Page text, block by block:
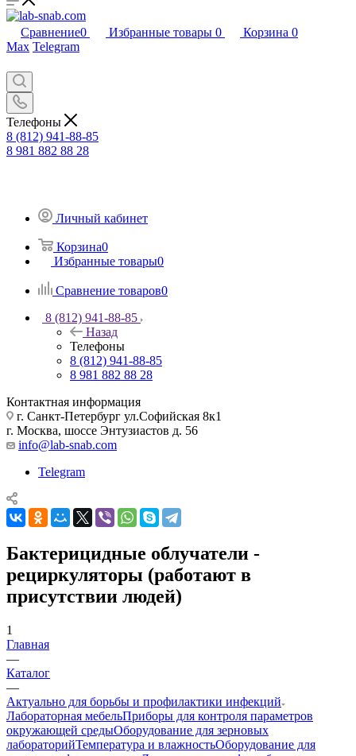
Сравнение0 Избранные товары 0 Корзина 0
Max Telegram
Телефоны
8 (812) 941-88-85
8 981 882 88 28
Личный кабинет
Корзина0
Избранные товары0
Сравнение товаров0
8 (812) 941-88-85
Назад
Телефоны
8 (812) 941-88-85
8 981 882 88 28
Контактная информация
г. Санкт-Петербург ул.Софийская 8к1
г. Москва, шоссе Энтузиастов д. 56
info@lab-snab.com
Telegram
Бактерицидные облучатели -
рециркуляторы (работают в
присутствии людей)
1
Главная
—
Каталог
—
Актуально для борьбы и профилактики инфекций
Лабораторная мебельПриборы для контроля параметров
окружающей средыОборудование для зерновых
лабораторийТемпература и влажностьОборудование для